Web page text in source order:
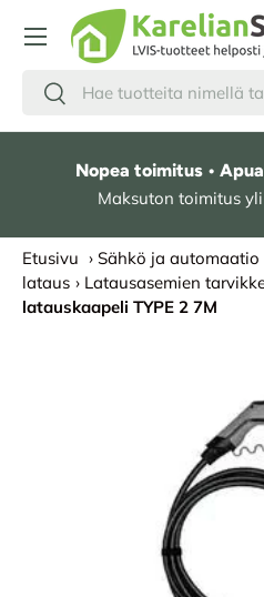
HYPPÄÄ SISÄLTÖÖN
Hae
Etsi
Nopea toimitus •
Maksuton toimitus
Etusivu › Sähkö ja automaatio
lataus › Latausasemien
latauskaapeli TYPE 2 7M